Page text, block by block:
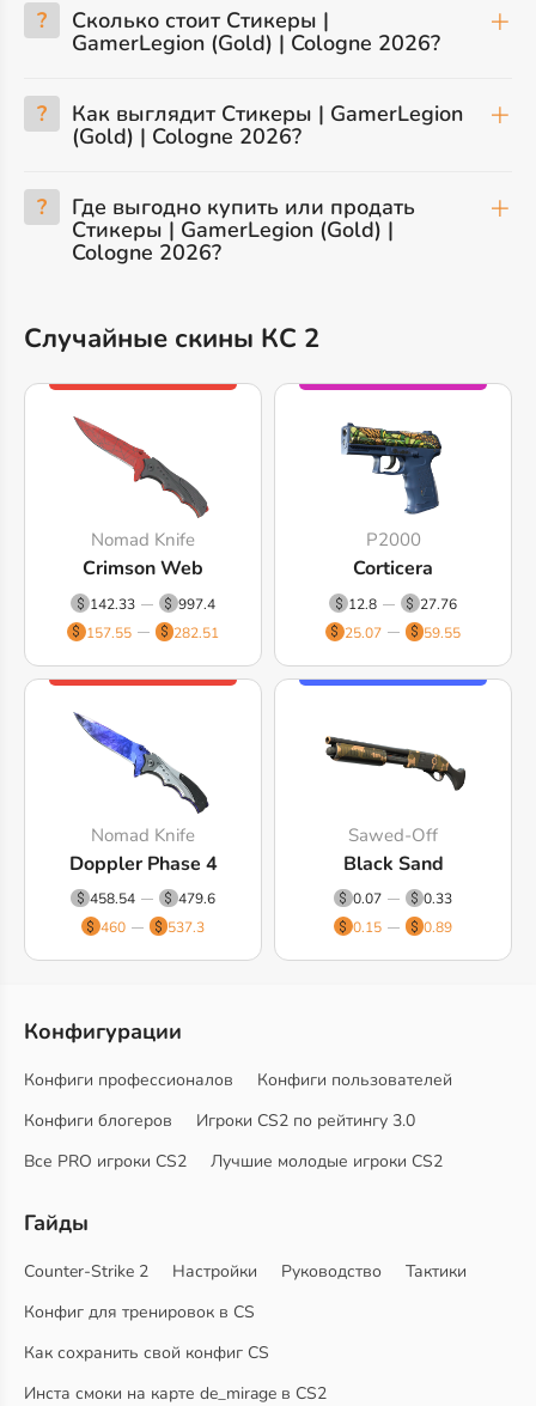
? Сколько стоит Стикеры |
GamerLegion (Gold) | Cologne 2026?
? Как выглядит Стикеры | GamerLegion
(Gold) | Cologne 2026?
? Где выгодно купить или продать
Стикеры | GamerLegion (Gold) |
Cologne 2026?
Случайные скины КС 2
Nomad Knife
Crimson Web
142.33
997.4
157.55
282.51
P2000
Corticera
12.8
27.76
25.07
59.55
Nomad Knife
Doppler Phase 4
458.54
479.6
460
537.3
Sawed-Off
Black Sand
0.07
0.33
0.15
0.89
Конфигурации
Конфиги профессионалов
Конфиги пользователей
Конфиги блогеров
Игроки CS2 по рейтингу 3.0
Все PRO игроки CS2
Лучшие молодые игроки CS2
Гайды
Counter-Strike 2 Настройки Руководство
Тактики
Конфиг для тренировок в CS
Как сохранить свой конфиг CS
Инста смоки на карте de_mirage в CS2